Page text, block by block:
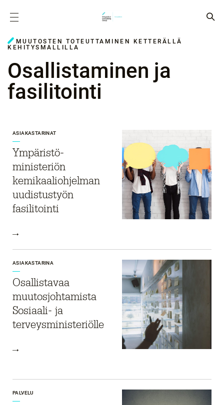
MUUTOSTEN TOTEUTTAMINEN KETTERÄLLÄ
KEHITYSMALLILLA
Osallistaminen ja
fasilitointi
ASIAKASTARINAT
Ympäristö­-
ministeriön
kemikaaliohjelman
uudistustyön
fasilitointi
ASIAKASTARINA
Osallistavaa
muutosjohtamista
Sosiaali- ja
terveysministeriölle
PALVELU